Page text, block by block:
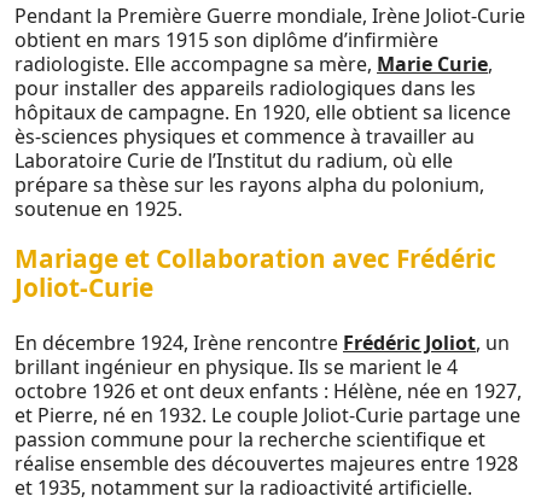
Pendant la Première Guerre mondiale, Irène Joliot-Curie
obtient en mars 1915 son diplôme d’infirmière
radiologiste. Elle accompagne sa mère, Marie Curie,
pour installer des appareils radiologiques dans les
hôpitaux de campagne. En 1920, elle obtient sa licence
ès-sciences physiques et commence à travailler au
Laboratoire Curie de l’Institut du radium, où elle
prépare sa thèse sur les rayons alpha du polonium,
soutenue en 1925.
Mariage et Collaboration avec Frédéric
Joliot-Curie
En décembre 1924, Irène rencontre Frédéric Joliot, un
brillant ingénieur en physique. Ils se marient le 4
octobre 1926 et ont deux enfants : Hélène, née en 1927,
et Pierre, né en 1932. Le couple Joliot-Curie partage une
passion commune pour la recherche scientifique et
réalise ensemble des découvertes majeures entre 1928
et 1935, notamment sur la radioactivité artificielle.